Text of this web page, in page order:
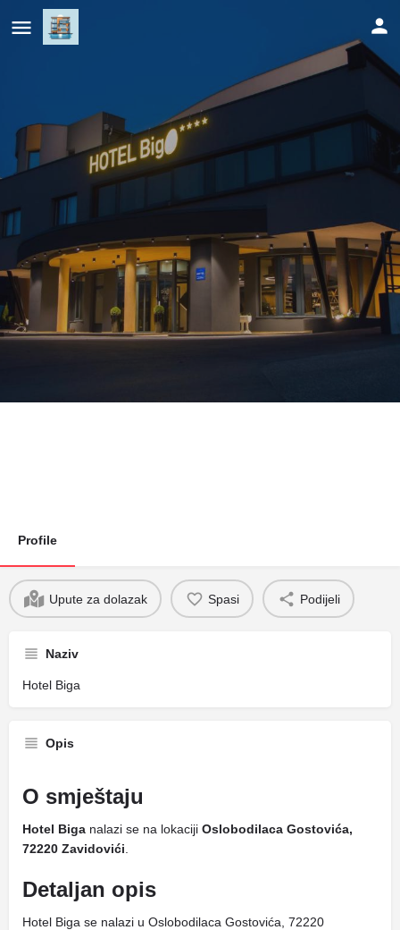
Hotel Biga
Profile
Upute za dolazak Spasi Podijeli
Naziv
Hotel Biga
Opis
O smještaju
Hotel Biga nalazi se na lokaciji Oslobodilaca Gostovića,
72220 Zavidovići
Detaljan opis
Hotel Biga se nalazi u Oslobodilaca Gostovića, 72220